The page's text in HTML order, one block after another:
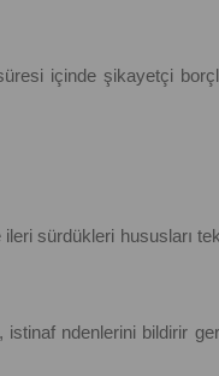
içinde şikayetçi
sürdükleri hususları
ndenlerini bildirir